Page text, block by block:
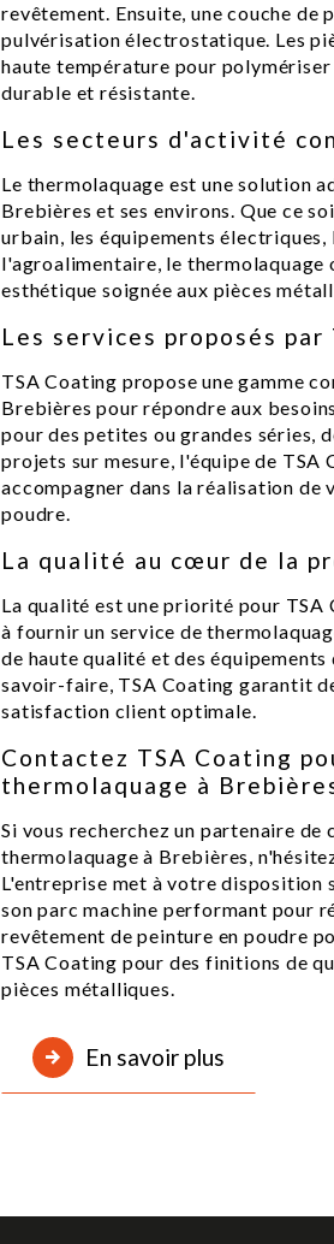
revêtement. Ensuite, une couche de
pulvérisation électrostatique. Les
haute température pour
durable et résistante.
Les secteurs d'activité
Le thermolaquage est une solution
Brebières et ses environs. Que ce
urbain, les équipements
l'agroalimentaire, le
esthétique soignée aux pièces
Les services proposés
TSA Coating propose une gamme
Brebières pour répondre aux
pour des petites ou grandes séries,
projets sur mesure, l'équipe de TSA
accompagner dans la réalisation de
poudre.
La qualité au cœur de la
La qualité est une priorité pour TSA
à fournir un service de
de haute qualité et des
savoir-faire, TSA Coating garantit
satisfaction client optimale.
Contactez TSA Coating
thermolaquage à
Si vous recherchez un partenaire
thermolaquage à Brebières,
L'entreprise met à votre disposition
son parc machine performant pour
revêtement de peinture en poudre
TSA Coating pour des finitions de
pièces métalliques.
En savoir plus